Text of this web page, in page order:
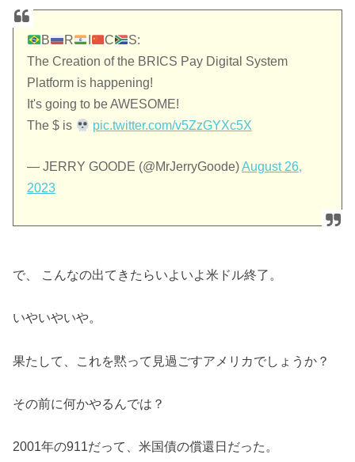
B R C
S:
The Creation of the BRICS Pay Digital System
Platform is happening!
It's going to be AWESOME!
The $ is
pic.twitter.com/v5ZzGYXc5X
— JERRY GOODE (@MrJerryGoode)August 26,
2023
で、 こんなの出てきたらいよいよ米ドル終了。
いやいやいや。
果たして、これを黙って見過ごすアメリカでしょうか？
その前に何かやるんでは？
2001年の911だって、米国債の償還日だった。